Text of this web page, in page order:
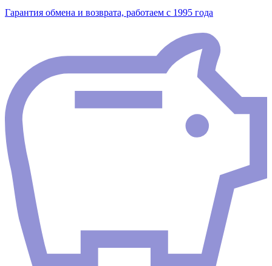
Гарантия обмена и возврата, работаем с 1995 года